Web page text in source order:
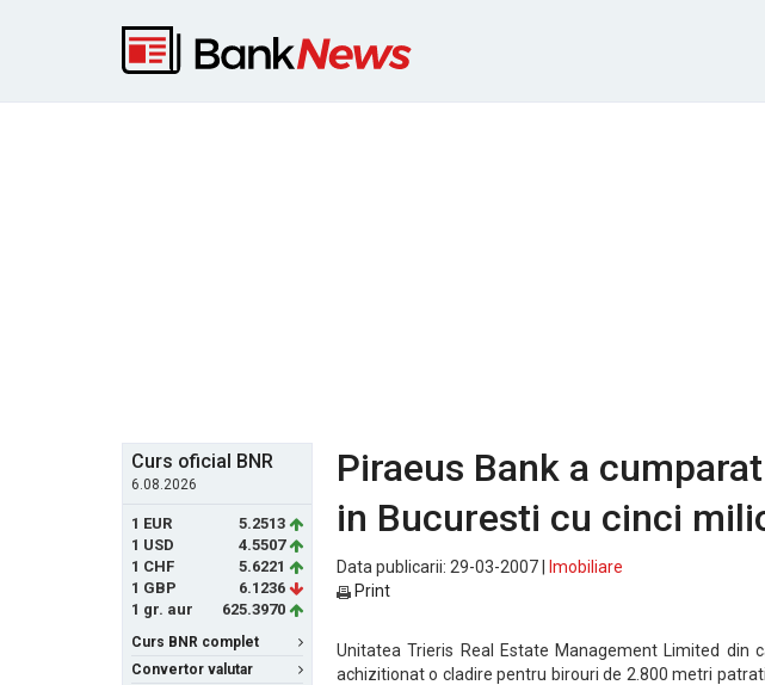
Curs oficial BNR
6.08.2026
1 EUR
5.2513
1 USD
4.5507
1 CHF
5.6221
1 GBP
6.1236
1 gr. aur
625.3970
Curs BNR complet
Convertor valutar
Piraeus Bank a
in Bucuresti cu cinci
Data publicarii: 29-03-2007 |
Imobiliare
Print
Unitatea Trieris Real Estate Management Limited din
achizitionat o cladire pentru birouri de 2.800 metri